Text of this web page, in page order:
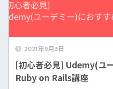
2021年9月3日
[初心者必見] Udemy(ユ
Ruby on Rails講座